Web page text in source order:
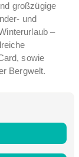
großzügige
und
–
sowie
Bergwelt.